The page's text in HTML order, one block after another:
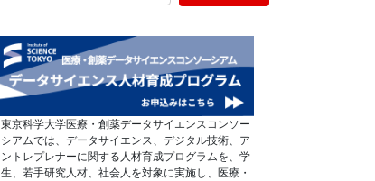
東京科学大学医療・創薬データサイエンスコンソー
シアムでは、データサイエンス、デジタル技術、ア
ントレプレナーに関する人材育成プログラムを、学
生、若手研究人材、社会人を対象に実施し、医療・